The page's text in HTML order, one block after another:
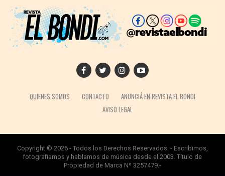
QUIENES SOMOS CONTACTO
ANUNCIÁ EN REVISTA EL BONDI
AVISO LEGAL
Copyright © 2026 - Todos los Derechos Reservados. - Escribimos,
fotografiamos y hablamos de música desde el 2003. Título de
Propiedad de Marca Nº 3257479.-